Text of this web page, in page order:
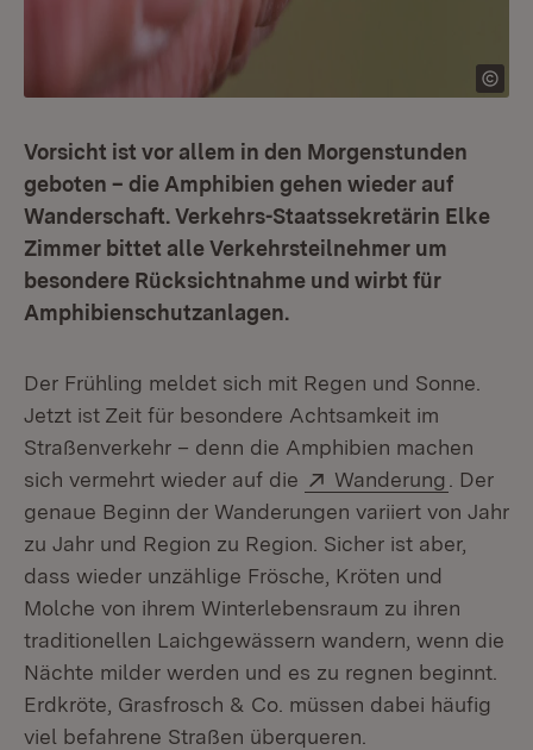
Vorsicht ist vor allem in den Morgenstunden
geboten – die Amphibien gehen wieder auf
Wanderschaft. Verkehrs-Staatssekretärin Elke
Zimmer bittet alle Verkehrsteilnehmer um
besondere Rücksichtnahme und wirbt für
Amphibienschutzanlagen.
Der Frühling meldet sich mit Regen und Sonne.
Jetzt ist Zeit für besondere Achtsamkeit im
Straßenverkehr – denn die Amphibien machen
sich vermehrt wieder auf die
Extern:
Wanderung (Öffnet
. Der
genaue Beginn der Wanderungen variiert von Jahr
zu Jahr und Region zu Region. Sicher ist aber,
dass wieder unzählige Frösche, Kröten und
Molche von ihrem Winterlebensraum zu ihren
traditionellen Laichgewässern wandern, wenn die
Nächte milder werden und es zu regnen beginnt.
Erdkröte, Grasfrosch & Co. müssen dabei häufig
viel befahrene Straßen überqueren.